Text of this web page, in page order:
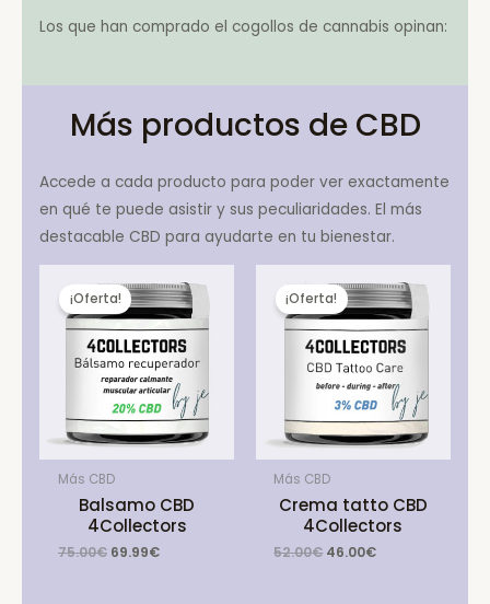
Los que han comprado el cogollos de cannabis opinan:
Más productos de CBD
Accede a cada producto para poder ver exactamente
en qué te puede asistir y sus peculiaridades. El más
destacable CBD para ayudarte en tu bienestar.
¡Oferta!
Más CBD
Balsamo CBD
4Collectors
75.00€ Original
69.99€Current
¡Oferta!
Más CBD
Crema tatto CBD
4Collectors
52.00€ Original
46.00€Current